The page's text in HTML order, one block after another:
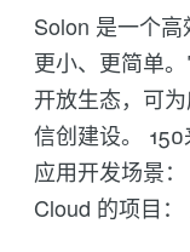
Solon 是一个高
更小、更简单
开放生态，可
信创建设。
应用开发场景
Cloud 的项目